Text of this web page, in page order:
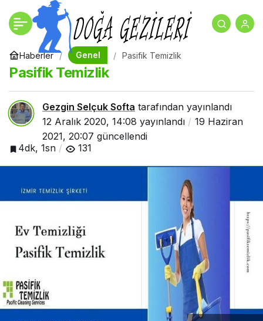
Haberler Genel Pasifik Temizlik
Pasifik Temizlik
Gezgin Selçuk Softa tarafından yayınlandı
12 Aralık 2020, 14:08 yayınlandı
19 Haziran
2021, 20:07 güncellendi
4dk, 1sn
131
New York Gezilecek
Yerler
+ - Paylaş